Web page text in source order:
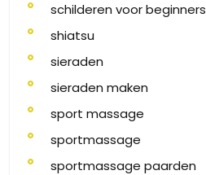
schilderen voor beginners
shiatsu
sieraden
sieraden maken
sport massage
sportmassage
sportmassage paarden